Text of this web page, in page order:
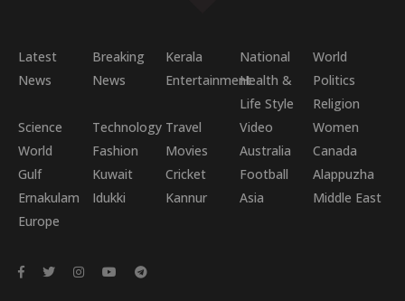
Latest
News
Breaking
News
Kerala National
World
EntertainmentHealth &
Life Style
Politics
Religion
Science
World
Technology Travel Video
Women
Fashion
Movies Australia
Canada
Gulf
Kuwait Cricket Football
Alappuzha
Ernakulam
Idukki Kannur Asia
Middle East
Europe